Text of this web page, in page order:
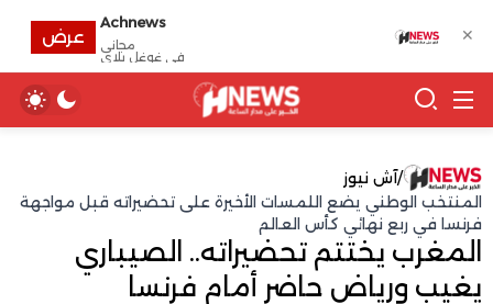
/آش نيوز
المنتخب الوطني يضع اللمسات الأخيرة على تحضيراته قبل مواجهة
فرنسا في ربع نهائي كأس العالم
المغرب يختتم تحضيراته.. الصيباري
يغيب ورياض حاضر أمام فرنسا
✕
Achnews
مجانى
في غوغل بلاي
عرض